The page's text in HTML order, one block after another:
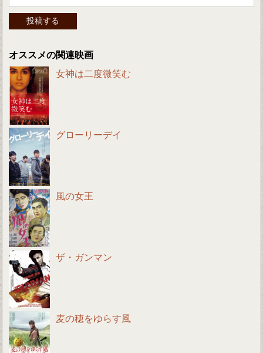
オススメの関連映画
女神は二度微笑む
グローリーデイ
風の女王
ザ・ガンマン
麦の穂をゆらす風